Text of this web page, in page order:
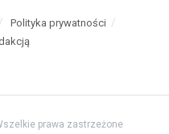
Polityka prywatności
prawa zastrzeżone